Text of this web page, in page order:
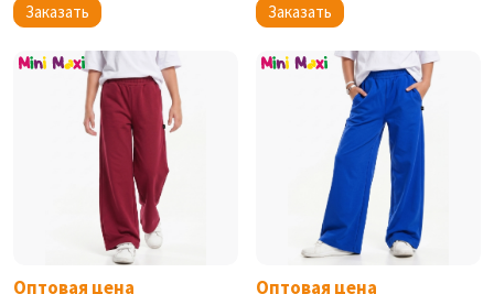
Заказать Заказать
Оптовая цена Оптовая цена